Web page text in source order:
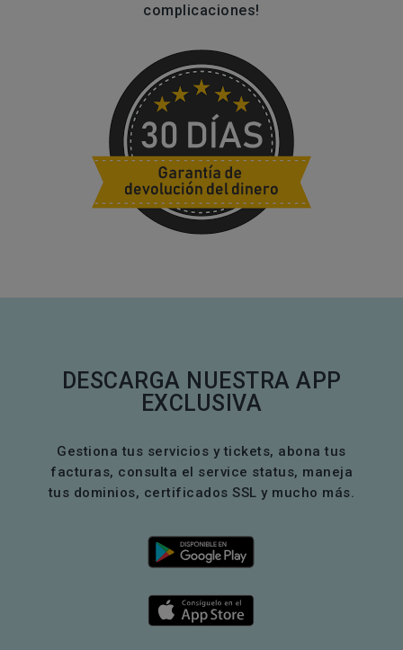
complicaciones!
DESCARGA NUESTRA APP
EXCLUSIVA
Gestiona tus servicios y tickets, abona tus
facturas, consulta el service status, maneja
tus dominios, certificados SSL y mucho más.